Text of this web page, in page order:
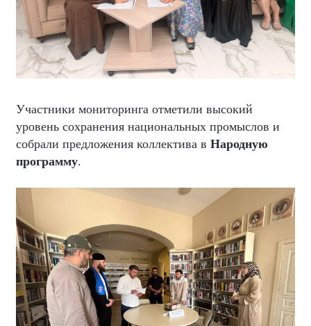
Участники мониторинга отметили высокий
уровень сохранения национальных промыслов и
собрали предложения коллектива в Народную
программу.